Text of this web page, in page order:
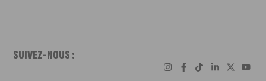
SUIVEZ-NOUS :